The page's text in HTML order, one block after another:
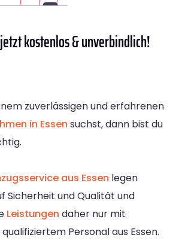
kostenlos & unverbindlich!
zuverlässigen und erfahrenen
in Essen suchst, dann bist du
aus Essen legen
Sicherheit und Qualität und
Leistungen daher nur mit
Personal aus Essen.